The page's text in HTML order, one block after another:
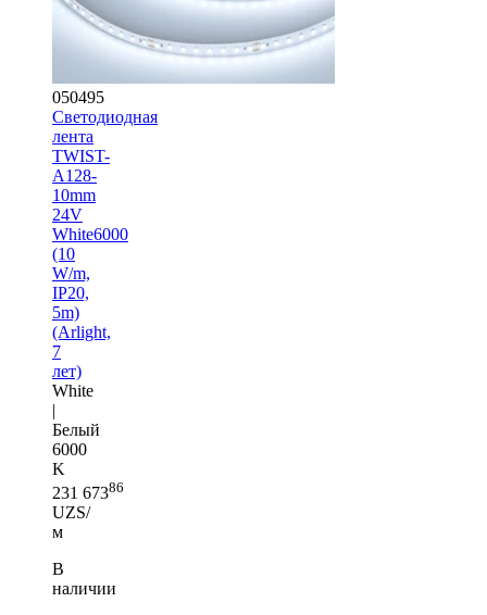
050495
Светодиодная
лента
TWIST-
A128-
10mm
24V
White6000
(10
W/m,
IP20,
5m)
(Arlight,
7
лет)
White
|
Белый
6000
K
231 67386
UZS/
м
В
наличии